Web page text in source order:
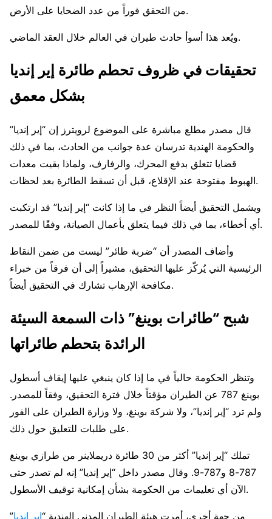
من التحقق فوراً من عدد الضحايا على الأرض.
ويُعد هذا أسوأ حادث طيران في العالم خلال العقد الماضي.
تحقيقات في ظروف تحطم طائرة إير إنديا
بشكل معمق
قال مصدر مطلع مباشرة على الموضوع لرويترز إن “إير إنديا”
والحكومة الهندية تدرسان عدة جوانب من الحادث، بما في ذلك
قضايا تتعلق بدفع المحرك، والرفارف، ولماذا بقيت معدات
الهبوط مفتوحة عند الإقلاع، قبل أن تسقط الطائرة بعد لحظات.
ويشمل التحقيق أيضاً النظر في ما إذا كانت “إير إنديا” قد ارتكبت
أي أخطاء، بما في ذلك فيما يتعلق بأعمال الصيانة، وفقًا للمصدر.
وأضاف المصدر أن “ضربة طائر” ليست من ضمن النقاط
الرئيسية التي يُركّز عليها التحقيق، مشيراً إلى أن فرقاً من خبراء
مكافحة الإرهاب تشارك في التحقيق أيضاً.
شبح “طائرات بوينغ” ذات السمعة السيئة
الرائدة بتحطم طائراتها
وتنظر الحكومة حالياً في ما إذا كان ينبغي عليها إيقاف أسطول
بوينغ 787 عن الطيران مؤقتاً خلال فترة التحقيق، وفقاً للمصدر.
ولم ترد “إير إنديا”، ولا شركة بوينغ، ولا وزارة الطيران على الفور
على طلبات للتعليق حول ذلك.
تملك “إير إنديا” أكثر من 30 طائرة دريملاينر من طرازي بوينغ
787-8 و787-9. وقال مصدر داخل “إير إنديا” إنه لم تصدر حتى
الآن أي تعليمات من الحكومة بشأن إمكانية توقيف الأسطول.
من جهة أخرى، أمرت هيئة الطيران المدني الهندية “إير إنديا”